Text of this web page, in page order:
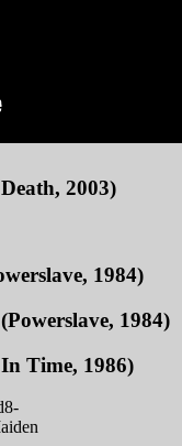
2003)
1984)
1984)
In Time, 1986)